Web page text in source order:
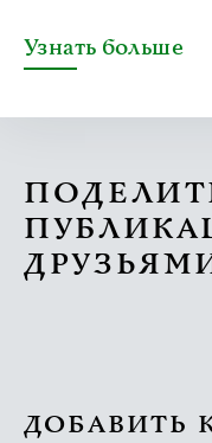
Узнать больше
ДОБАВИТЬ